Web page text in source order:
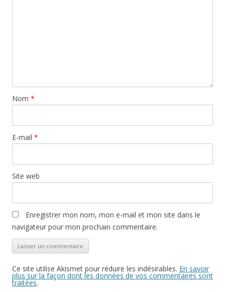
Nom *
E-mail *
Site web
Enregistrer mon nom, mon e-mail et mon site dans le
navigateur pour mon prochain commentaire.
Ce site utilise Akismet pour réduire les indésirables. En savoir
plus sur la façon dont les données de vos commentaires sont
traitées.